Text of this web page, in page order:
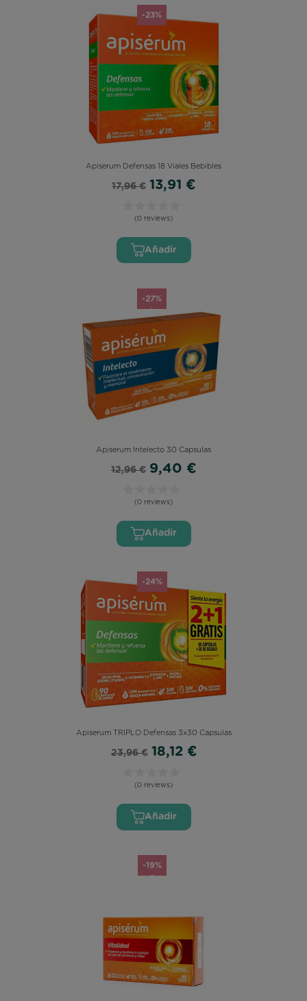
Apiserum Defensas 18 Viales Bebibles
17,96 € 13,91 €
(0 reviews)
Añadir
-23%
Apiserum Intelecto 30 Capsulas
12,96 € 9,40 €
(0 reviews)
Añadir
-27%
Apiserum TRIPLO Defensas 3x30 Capsulas
23,96 € 18,12 €
(0 reviews)
Añadir
-24%
-19%